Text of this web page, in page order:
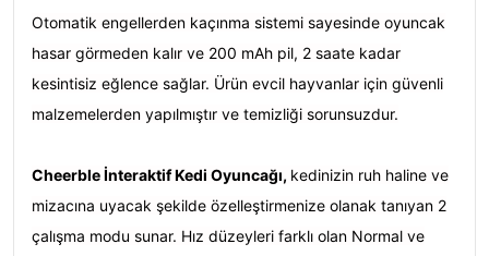
Otomatik engellerden kaçınma sistemi sayesinde oyuncak
hasar görmeden kalır ve 200 mAh pil, 2 saate kadar
kesintisiz eğlence sağlar. Ürün evcil hayvanlar için güvenli
malzemelerden yapılmıştır ve temizliği sorunsuzdur.
Cheerble İnteraktif Kedi Oyuncağı, kedinizin ruh haline ve
mizacına uyacak şekilde özelleştirmenize olanak tanıyan 2
çalışma modu sunar. Hız düzeyleri farklı olan Normal ve